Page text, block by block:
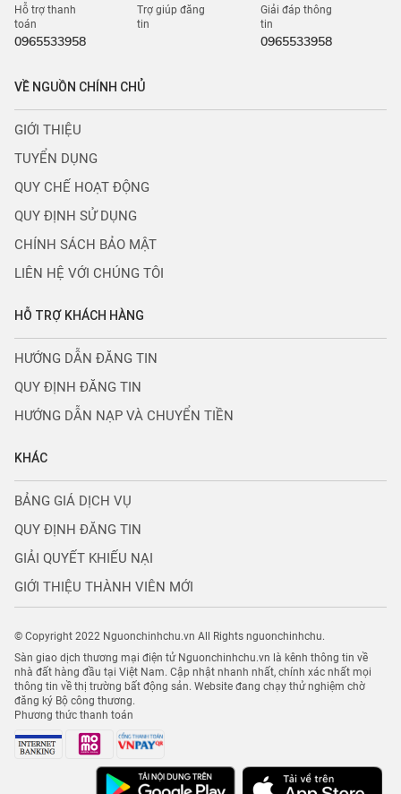
Hỗ trợ thanh
toán
0965533958
Trợ giúp đăng
tin
Giải đáp thông
tin
0965533958
VỀ NGUỒN CHÍNH CHỦ
GIỚI THIỆU
TUYỂN DỤNG
QUY CHẾ HOẠT ĐỘNG
QUY ĐỊNH SỬ DỤNG
CHÍNH SÁCH BẢO MẬT
LIÊN HỆ VỚI CHÚNG TÔI
HỖ TRỢ KHÁCH HÀNG
HƯỚNG DẪN ĐĂNG TIN
QUY ĐỊNH ĐĂNG TIN
HƯỚNG DẪN NẠP VÀ CHUYỂN TIỀN
KHÁC
BẢNG GIÁ DỊCH VỤ
QUY ĐỊNH ĐĂNG TIN
GIẢI QUYẾT KHIẾU NẠI
GIỚI THIỆU THÀNH VIÊN MỚI
© Copyright 2022 Nguonchinhchu.vn All Rights nguonchinhchu.
Sàn giao dịch thương mại điện tử Nguonchinhchu.vn là kênh thông tin về
nhà đất hàng đầu tại Việt Nam. Cập nhật nhanh nhất, chính xác nhất mọi
thông tin về thị trường bất động sản. Website đang chạy thử nghiệm chờ
đăng ký Bộ công thương.
Phương thức thanh toán